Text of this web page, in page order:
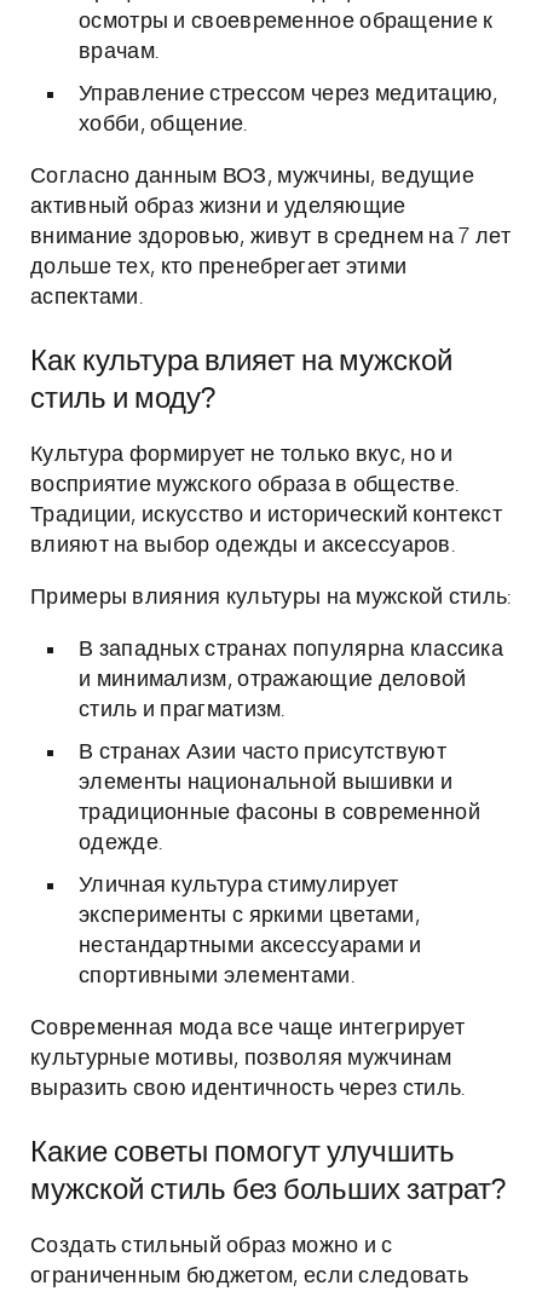
осмотры и своевременное обращение к
врачам.
Управление стрессом через медитацию,
хобби, общение.
Согласно данным ВОЗ, мужчины, ведущие
активный образ жизни и уделяющие
внимание здоровью, живут в среднем на 7 лет
дольше тех, кто пренебрегает этими
аспектами.
Как культура влияет на мужской
стиль и моду?
Культура формирует не только вкус, но и
восприятие мужского образа в обществе.
Традиции, искусство и исторический контекст
влияют на выбор одежды и аксессуаров.
Примеры влияния культуры на мужской стиль:
В западных странах популярна классика
и минимализм, отражающие деловой
стиль и прагматизм.
В странах Азии часто присутствуют
элементы национальной вышивки и
традиционные фасоны в современной
одежде.
Уличная культура стимулирует
эксперименты с яркими цветами,
нестандартными аксессуарами и
спортивными элементами.
Современная мода все чаще интегрирует
культурные мотивы, позволяя мужчинам
выразить свою идентичность через стиль.
Какие советы помогут улучшить
мужской стиль без больших затрат?
Создать стильный образ можно и с
ограниченным бюджетом, если следовать